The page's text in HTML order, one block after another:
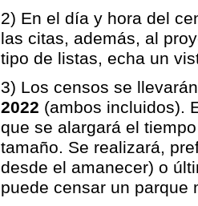
2) En el día y hora del
las citas, además, al
tipo de listas, echa un
3) Los censos se
2022 (ambos incluidos).
que se alargará el
tamaño. Se realizará,
desde el amanecer) o
puede censar un parque